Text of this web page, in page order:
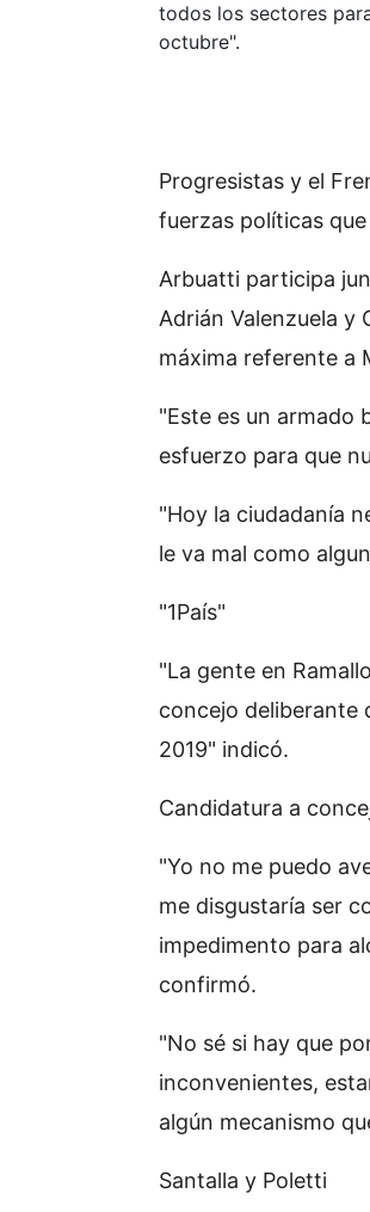
todos los sectores
octubre".
Progresistas y el
fuerzas políticas
Arbuatti participa
Adrián Valenzuela y
máxima referente a
"Este es un armado
esfuerzo para que
"Hoy la ciudadanía
le va mal como
"1País"
"La gente en
concejo deliberante
2019" indicó.
Candidatura a
"Yo no me puedo
me disgustaría ser
impedimento para
confirmó.
"No sé si hay que
inconvenientes,
algún mecanismo
Santalla y Poletti